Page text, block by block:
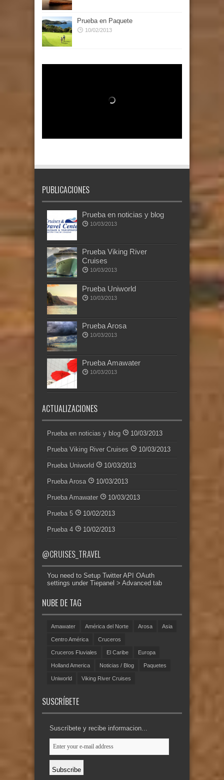
Prueba en Paquete
10/02/2013
PUBLICACIONES
Prueba en noticias y blog
10/03/2013
Prueba Viking River
Cruises
10/03/2013
Prueba Uniworld
10/03/2013
Prueba Arosa
10/03/2013
Prueba Amawater
10/03/2013
ACTUALIZACIONES
Prueba en noticias y blog 10/03/2013
Prueba Viking River Cruises 10/03/2013
Prueba Uniworld 10/03/2013
Prueba Arosa 10/03/2013
Prueba Amawater 10/03/2013
Prueba 5 10/02/2013
Prueba 4 10/02/2013
@CRUISES_TRAVEL
You need to Setup Twitter API OAuth
settings under Tiepanel > Advanced tab
NUBE DE TAG
Amawater América del Norte Arosa Asia
Centro América Cruceros
Cruceros Fluviales El Caribe Europa
Holland America Noticias / Blog Paquetes
Uniworld Viking River Cruises
SUSCRÍBETE
Suscríbete y recibe informacion...